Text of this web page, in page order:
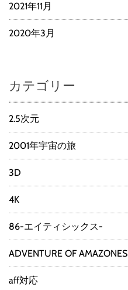
2021年11月
2020年3月
カテゴリー
2.5次元
2001年宇宙の旅
3D
4K
86-エイティシックス-
ADVENTURE OF AMAZONES
aff対応